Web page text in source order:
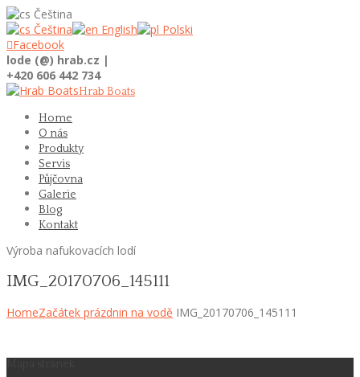
Čeština
Čeština
English
Polski
Facebook
lode (@) hrab.cz |
+420 606 442 734
Hrab Boats
Home
O nás
Produkty
Servis
Půjčovna
Galerie
Blog
Kontakt
Výroba nafukovacích lodí
IMG_20170706_145111
HomeZačátek prázdnin na vodě IMG_20170706_145111